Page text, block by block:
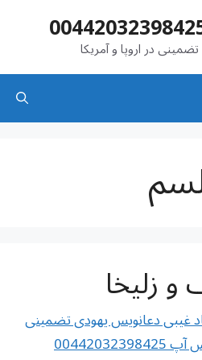
در اروپا و آمریکا
زلیخا
غیبی دعانویس یهودی تضمینی